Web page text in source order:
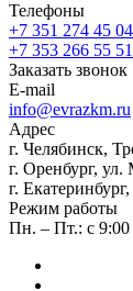
Телефоны
+7 351 274 45 04
+7 353 266 55 51
Заказать звонок
E-mail
info@evrazkm.ru
Адрес
г. Челябинск,
г. Оренбург,
г.
Режим работы
Пн. – Пт.: с 9:00